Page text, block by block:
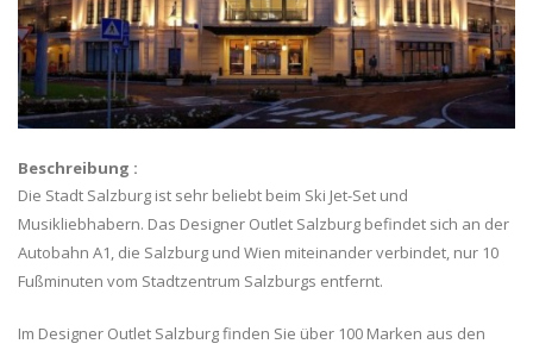
Beschreibung :
Die Stadt Salzburg ist sehr beliebt beim Ski Jet-Set und
Musikliebhabern. Das Designer Outlet Salzburg befindet sich an der
Autobahn A1, die Salzburg und Wien miteinander verbindet, nur 10
Fußminuten vom Stadtzentrum Salzburgs entfernt.
Im Designer Outlet Salzburg finden Sie über 100 Marken aus den